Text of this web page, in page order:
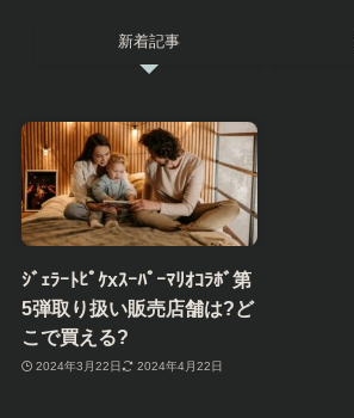
新着記事
ｼﾞｪﾗｰﾄﾋﾟｹxｽｰﾊﾟｰﾏﾘｵｺﾗﾎﾞ第
5弾取り扱い販売店舗は?ど
こで買える?
2024年3月22日 2024年4月22日